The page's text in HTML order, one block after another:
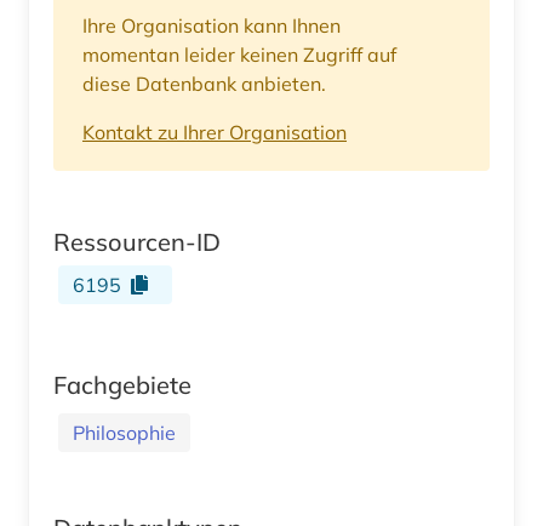
Ihre Organisation kann Ihnen
momentan leider keinen Zugriff auf
diese Datenbank anbieten.
Kontakt zu Ihrer Organisation
Ressourcen-ID
6195
Fachgebiete
Philosophie